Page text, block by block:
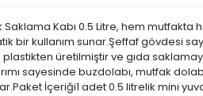
Saklama Kabı 0.5 Litre, hem
bir kullanım sunar.Şeffaf gövdesi
üretilmiştir ve gıda
sayesinde buzdolabı, mutfak
İçeriği1 adet 0.5 litrelik mini